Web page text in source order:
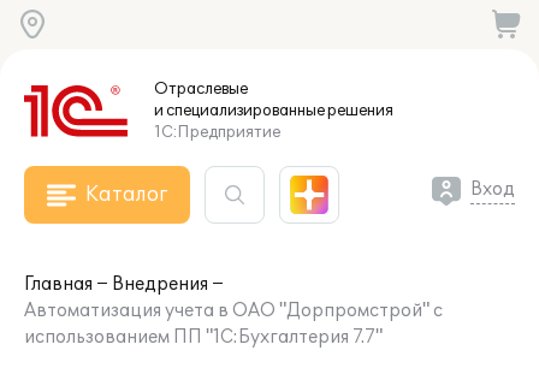
Отраслевые
и специализированныерешения
1С:Предприятие
Каталог Вход
Главная
Внедрения
Автоматизация учета в ОАО "Дорпромстрой" с
использованием ПП "1С:Бухгалтерия 7.7"